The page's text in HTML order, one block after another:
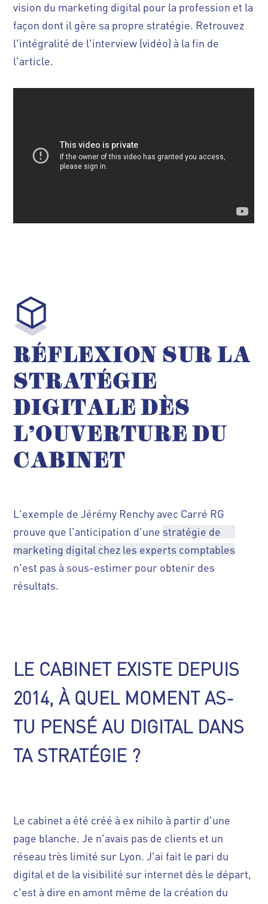
vision du marketing digital pour la profession et la
façon dont il gère sa propre stratégie. Retrouvez
l'intégralité de l'interview (vidéo) à la fin de
l'article.
RÉFLEXION SUR LA
STRATÉGIE
DIGITALE DÈS
L'OUVERTURE DU
CABINET
L'exemple de Jérémy Renchy avec Carré RG
prouve que l'anticipation d'une stratégie de
marketing digital chez les experts comptables
n'est pas à sous-estimer pour obtenir des
résultats.
LE CABINET EXISTE DEPUIS
2014, À QUEL MOMENT AS-
TU PENSÉ AU DIGITAL DANS
TA STRATÉGIE ?
Le cabinet a été créé à ex nihilo à partir d'une
page blanche. Je n'avais pas de clients et un
réseau très limité sur Lyon. J'ai fait le pari du
digital et de la visibilité sur internet dès le départ,
c'est à dire en amont même de la création du